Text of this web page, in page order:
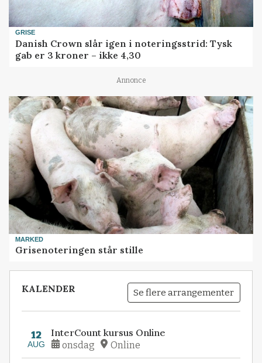
GRISE
Danish Crown slår igen i noteringsstrid: Tysk
gab er 3 kroner – ikke 4,30
Annonce
MARKED
Grisenoteringen står stille
KALENDER Se flere arrangementer
12
AUG
InterCount kursus Online
onsdag Online